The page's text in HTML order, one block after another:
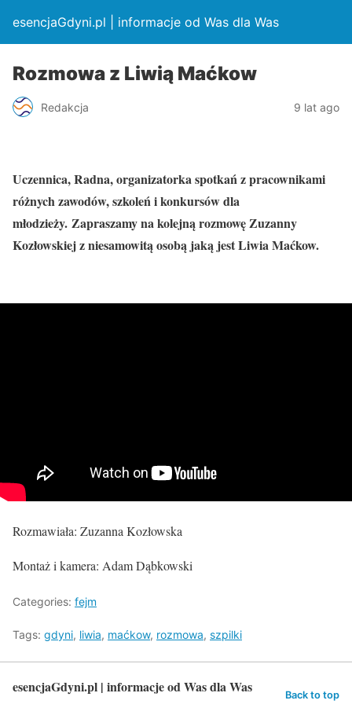
esencjaGdyni.pl | informacje od Was dla Was
Rozmowa z Liwią Maćkow
Redakcja 9 lat ago
Uczennica, Radna, organizatorka spotkań z pracownikami
różnych zawodów, szkoleń i konkursów dla
młodzieży. Zapraszamy na kolejną rozmowę Zuzanny
Kozłowskiej z niesamowitą osobą jaką jest Liwia Maćkow.
Rozmawiała: Zuzanna Kozłowska
Montaż i kamera: Adam Dąbkowski
Categories: fejm
Tags: gdyni, liwia, maćkow, rozmowa, szpilki
esencjaGdyni.pl | informacje od Was dla Was Back to top